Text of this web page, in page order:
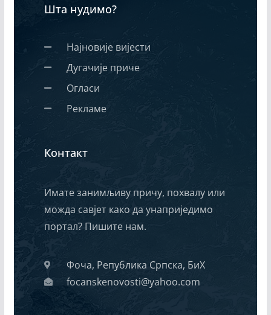
Шта нудимо?
Најновије вијести
Дугачије приче
Огласи
Рекламе
Контакт
Имате занимљиву причу, похвалу или
можда савјет како да унаприједимо
портал? Пишите нам.
Фоча, Република Српска, БиХ
focanskenovosti@yahoo.com